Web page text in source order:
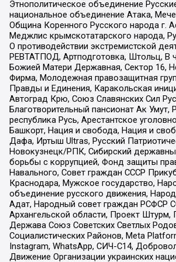
Этнополитическое объединение
национальное объединение Атака,
Община Коренного Русского народа г.
Меджлис крымскотатарского народа,
О противодействии экстремистской
РЕВТАТПОД, Артподготовка, Штольц, В
Божией Матери Державная, Сектор 16,
Фирма, Молодежная правозащитная
Правды и Единения, Каракольская
Автоград Крю, Союз Славянских Сил
Благотворительный пансионат Ак Умут,
республика Русь, Арестантское
Башкорт, Нация и свобода, Нация и
Дафа, Иртыш Ultras, Русский
Новокузнецк/РПК, Сибирский
борьбы с коррупцией, Фонд защиты
Навального, Совет граждан СССР
Краснодара, Мужское государство,
объединение русского движения,
Адат, Народный совет граждан РСФСР
Архангельской области, Проект Штурм,
Держава Союз Советских Светлых
Социалистических Районов, Meta
Instagram, WhatsApp, СИЧ-С14,
Движение Организации украинских